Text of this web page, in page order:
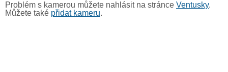
Problém s kamerou můžete nahlásit na stránce Ventusky.
Můžete také přidat kameru.